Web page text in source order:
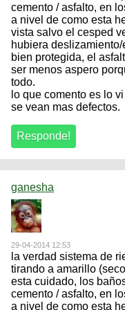
cemento / asfalto, en
a nivel de como esta
vista salvo el cesped
hubiera
bien protegida, el
ser menos aspero
todo.
lo que comento es lo
se vean mas defectos.
ganesha
29-04-2014 12:53
la verdad sistema de
tirando a amarillo
esta cuidado, los
cemento / asfalto, en
a nivel de como esta